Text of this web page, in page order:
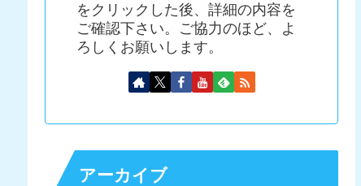
をクリックした後、詳細の内容を
ご確認下さい。ご協力のほど、よ
ろしくお願いします。
アーカイブ